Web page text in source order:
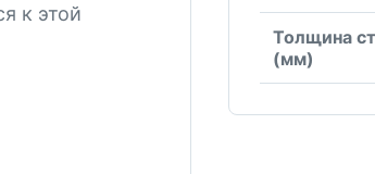
к этой
Толщина
(мм)